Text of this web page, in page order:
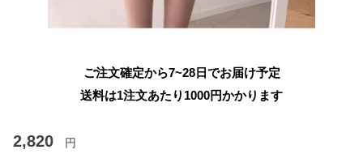
ご注文確定から7~28日でお届け予定
送料は1注文あたり 1000円かかります
2,820 円